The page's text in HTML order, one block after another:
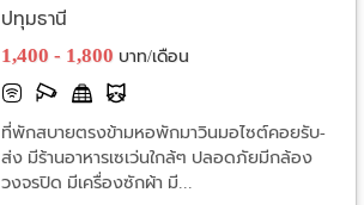
ปทุมธานี
1,400 - 1,800 บาท/เดือน
ที่พักสบายตรงข้ามหอพักมาวินมอไซต์คอยรับ-
ส่ง มีร้านอาหารเซเว่นใกล้ๆ ปลอดภัยมีกล้อง
วงจรปิด มีเครื่องซักผ้า มี...